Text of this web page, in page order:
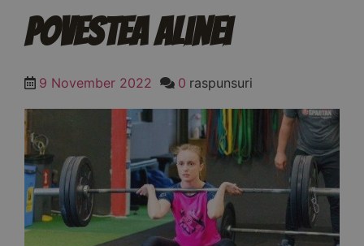
Povestea Alinei
9 November 2022 0 raspunsuri